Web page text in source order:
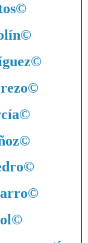
©
©
©
©
©
©
©
©
©